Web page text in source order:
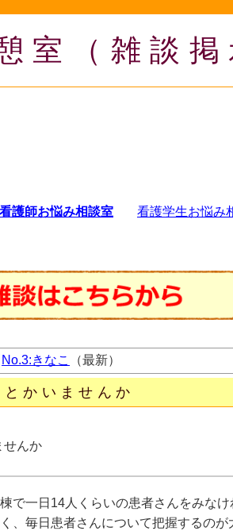
室（雑談
看護師お悩み相談室 看護学生お悩み
No.3:きなこ （最新）
かいませんか
せんか
で一日14人くらいの患者さんをみな
、毎日患者さんについて把握するのが